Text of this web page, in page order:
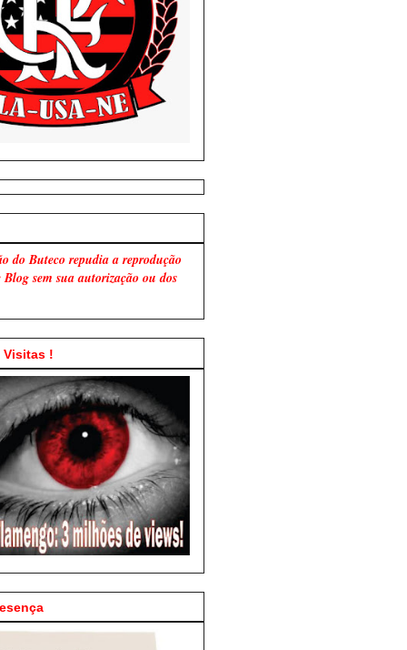
do Buteco repudia a reprodução
Blog sem sua autorização ou dos
Visitas !